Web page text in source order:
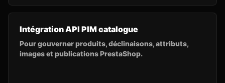
Intégration API PIM catalogue
Pour gouverner produits, déclinaisons, attributs,
images et publications PrestaShop.